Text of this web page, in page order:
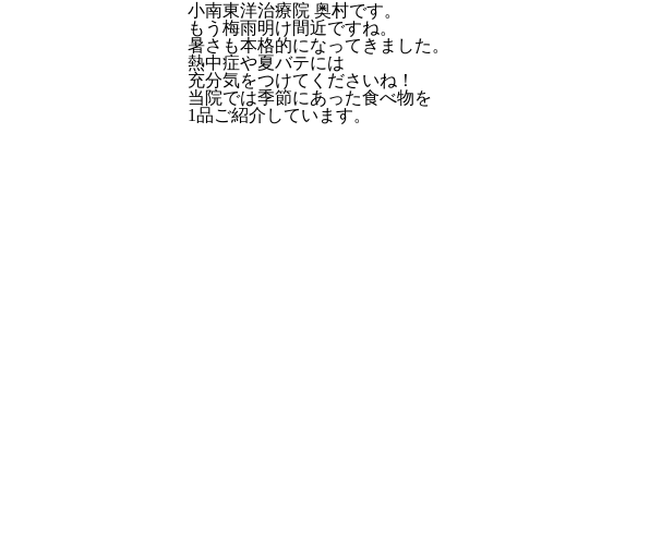
小南東洋治療院 奥村です。
もう梅雨明け間近ですね。
暑さも本格的になってきました。
熱中症や夏バテには
充分気をつけてくださいね！
当院では季節にあった食べ物を
1品ご紹介しています。